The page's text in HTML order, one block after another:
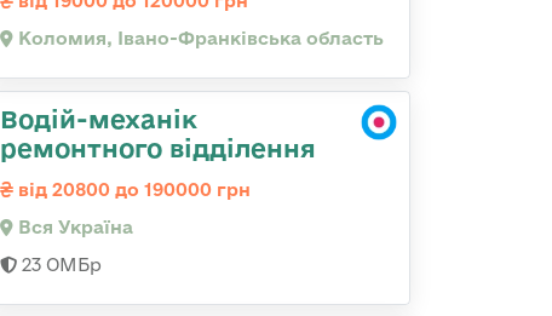
Коломия, Івано-Франківська область
Водій-механік
ремонтного відділення
від 20800 до 190000 грн
Вся Україна
23 ОМБр